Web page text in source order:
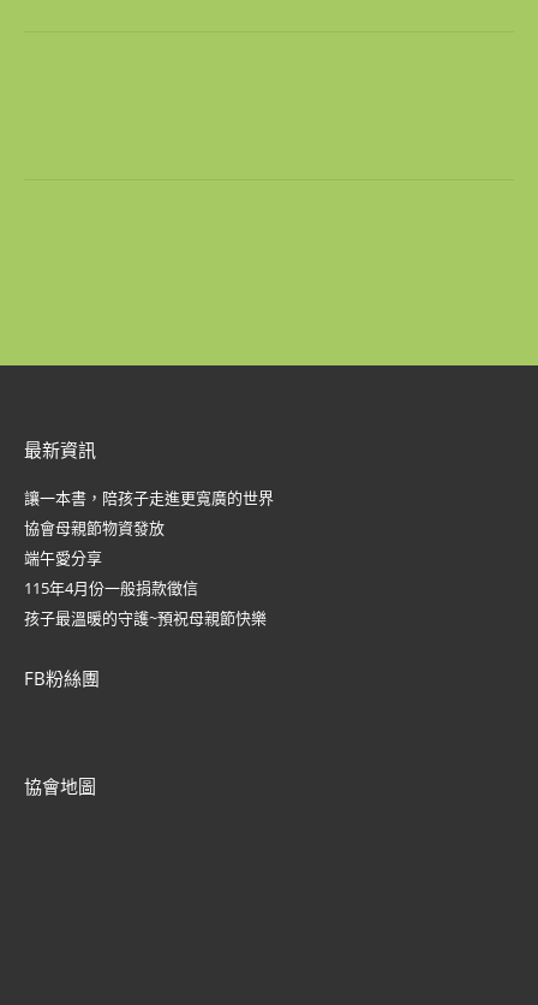
最新資訊
讓一本書，陪孩子走進更寬廣的世界
協會母親節物資發放
端午愛分享
115年4月份一般捐款徵信
孩子最溫暖的守護~預祝母親節快樂
FB粉絲團
協會地圖